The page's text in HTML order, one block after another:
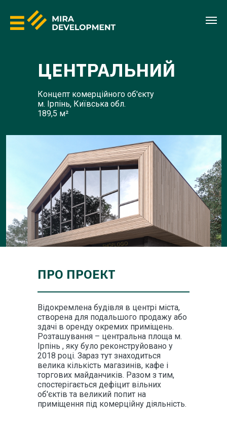
ЦЕНТРАЛЬНИЙ
Концепт комерційного об'єкту
м. Ірпінь, Київська обл.
189,5 м²
ПРО ПРОЕКТ
Відокремлена будівля в центрі міста,
створена для подальшого продажу або
здачі в оренду окремих приміщень.
Розташування – центральна площа м.
Ірпінь , яку було реконструйовано у
2018 році. Зараз тут знаходиться
велика кількість магазинів, кафе і
торгових майданчиків. Разом з тим,
спостерігається дефіцит вільних
об'єктів та великий попит на
приміщення під комерційну діяльність.